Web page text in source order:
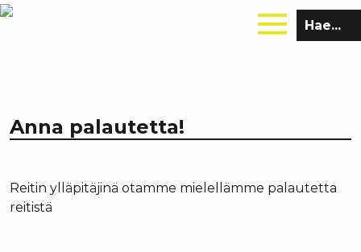
Hae
sivustolta:
Anna palautetta!
Reitin ylläpitäjinä otamme mielellämme palautetta
reitistä